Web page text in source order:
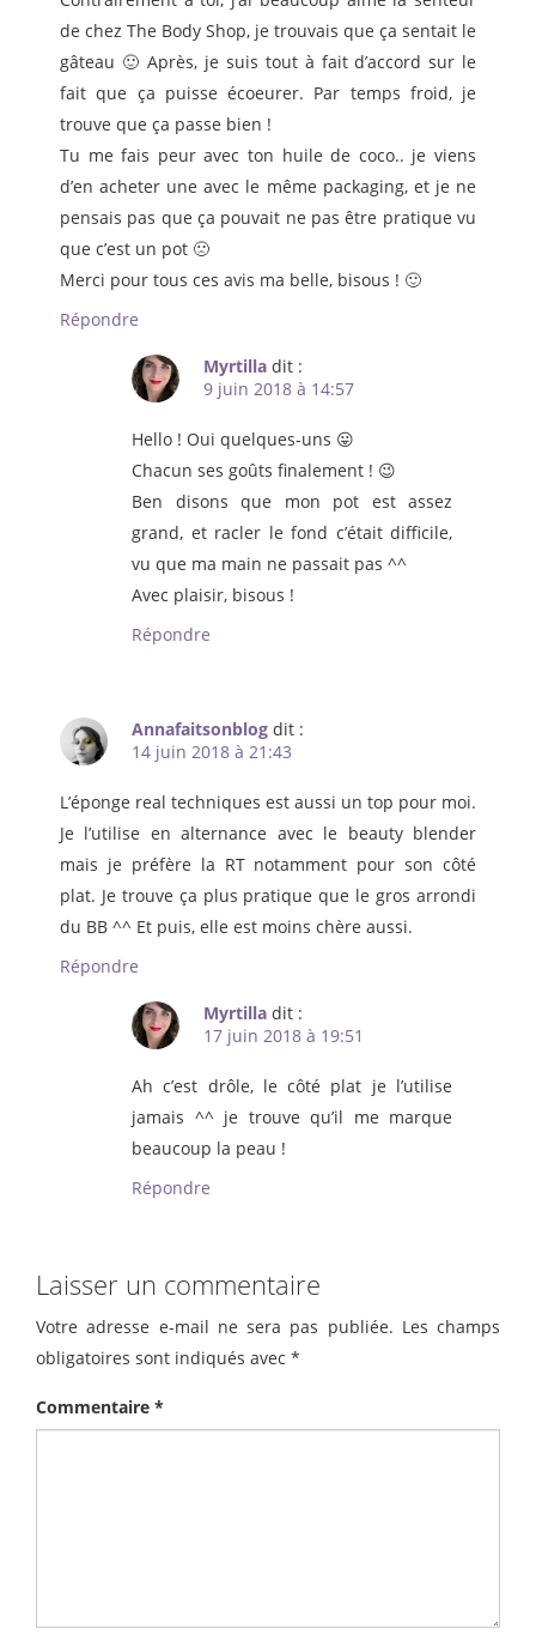
de chez The Body Shop, je trouvais que ça sentait le
gâteau 🙂 Après, je suis tout à fait d’accord sur le
fait que ça puisse écoeurer. Par temps froid, je
trouve que ça passe bien !
Tu me fais peur avec ton huile de coco.. je viens
d’en acheter une avec le même packaging, et je ne
pensais pas que ça pouvait ne pas être pratique vu
que c’est un pot 🙁
Merci pour tous ces avis ma belle, bisous ! 🙂
Répondre
Myrtilla dit :
9 juin 2018 à 14:57
Hello ! Oui quelques-uns 😛
Chacun ses goûts finalement ! 😉
Ben disons que mon pot est assez
grand, et racler le fond c’était difficile,
vu que ma main ne passait pas ^^
Avec plaisir, bisous !
Répondre
Annafaitsonblog dit :
14 juin 2018 à 21:43
L’éponge real techniques est aussi un top pour moi.
Je l’utilise en alternance avec le beauty blender
mais je préfère la RT notamment pour son côté
plat. Je trouve ça plus pratique que le gros arrondi
du BB ^^ Et puis, elle est moins chère aussi.
Répondre
Myrtilla dit :
17 juin 2018 à 19:51
Ah c’est drôle, le côté plat je l’utilise
jamais ^^ je trouve qu’il me marque
beaucoup la peau !
Répondre
Laisser un commentaire
Votre adresse e-mail ne sera pas publiée. Les champs
obligatoires sont indiqués avec *
Commentaire *